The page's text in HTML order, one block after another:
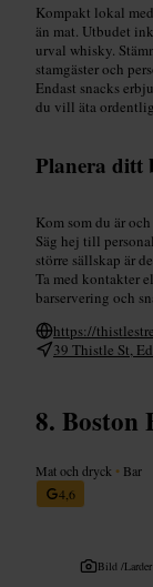
Kompakt lokal
än mat. Utbudet
urval whisky.
stamgäster och
Endast snacks
du vill äta
Planera ditt
Kom som du är
Säg hej till
större sällskap är
Ta med kontakter
barservering och
https://
39 Thistle St,
Boston
Mat och dryck • Bar
4,6
Bild /